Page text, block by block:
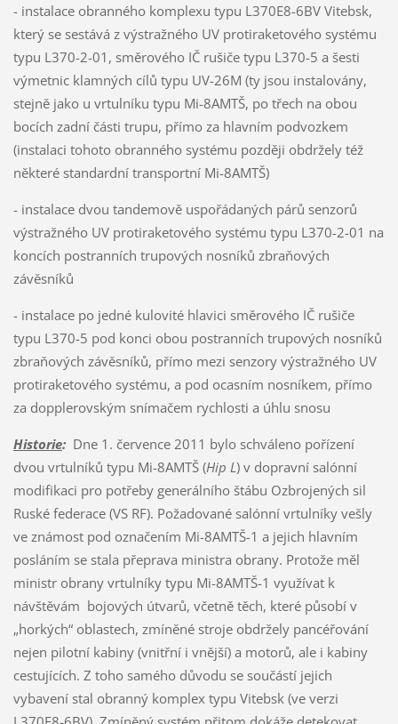
- instalace obranného komplexu typu L370E8-6BV Vitebsk,
který se sestává z výstražného UV protiraketového systému
typu L370-2-01, směrového IČ rušiče typu L370-5 a šesti
výmetnic klamných cílů typu UV-26M (ty jsou instalovány,
stejně jako u vrtulníku typu Mi-8AMTŠ, po třech na obou
bocích zadní části trupu, přímo za hlavním podvozkem
(instalaci tohoto obranného systému později obdržely též
některé standardní transportní Mi-8AMTŠ)
- instalace dvou tandemově uspořádaných párů senzorů
výstražného UV protiraketového systému typu L370-2-01 na
koncích postranních trupových nosníků zbraňových
závěsníků
- instalace po jedné kulovité hlavici směrového IČ rušiče
typu L370-5 pod konci obou postranních trupových nosníků
zbraňových závěsníků, přímo mezi senzory výstražného UV
protiraketového systému, a pod ocasním nosníkem, přímo
za dopplerovským snímačem rychlosti a úhlu snosu
Historie:Dne 1. července 2011 bylo schváleno pořízení
dvou vrtulníků typu Mi-8AMTŠ (Hip L) v dopravní salónní
modifikaci pro potřeby generálního štábu Ozbrojených sil
Ruské federace (VS RF). Požadované salónní vrtulníky vešly
ve známost pod označením Mi-8AMTŠ-1 a jejich hlavním
posláním se stala přeprava ministra obrany. Protože měl
ministr obrany vrtulníky typu Mi-8AMTŠ-1 využívat k
návštěvám bojových útvarů, včetně těch, které působí v
„horkých“ oblastech, zmíněné stroje obdržely pancéřování
nejen pilotní kabiny (vnitřní i vnější) a motorů, ale i kabiny
cestujících. Z toho samého důvodu se součástí jejich
vybavení stal obranný komplex typu Vitebsk (ve verzi